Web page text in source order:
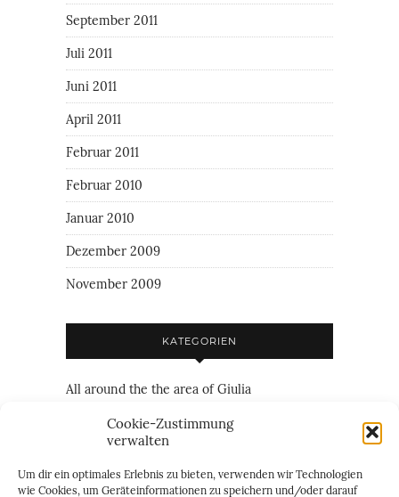
Cookie-Zustimmung
verwalten
Um dir ein optimales Erlebnis zu bieten, verwenden wir Technologien
wie Cookies, um Geräteinformationen zu speichern und/oder darauf
September 2011
Juli 2011
Juni 2011
April 2011
Februar 2011
Februar 2010
Januar 2010
Dezember 2009
November 2009
KATEGORIEN
All around the the area of Giulia
Just everything